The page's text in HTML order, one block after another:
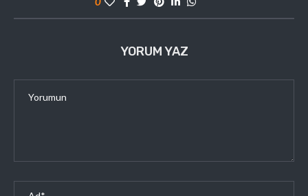
YORUM YAZ